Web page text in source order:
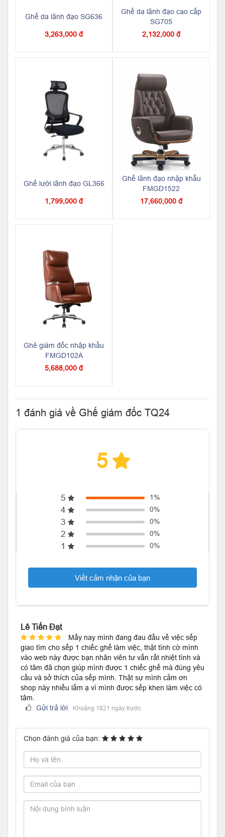
Ghế da lãnh đạo SG636
3,263,000 đ
Ghế da lãnh đạo cao cấp
SG705
2,132,000 đ
Ghế lưới lãnh đạo GL366
1,799,000 đ
Ghế lãnh đạo nhập khẩu
FMGD1522
17,660,000 đ
Ghê giám đốc nhập khẩu
FMGD102A
5,688,000 đ
1 đánh giá về Ghế giám đốc TQ24
5
5 1%
4 0%
3 0%
2 0%
1 0%
Viết cảm nhận của bạn
Lê Tiến Đạt
Mấy nay mình đang đau đầu về việc sếp
giao tìm cho sếp 1 chiếc ghế làm việc, thật tình cờ mình
vào web này được bạn nhân viên tư vấn rất nhiệt tình và
có tâm đã chọn giúp mình được 1 chiếc ghế mà đúng yêu
cầu và sở thích của sếp mình. Thật sự mình cảm ơn
shop này nhiều lắm ạ vì mình được sếp khen làm việc có
tâm.
Gửi trả lời
Khoảng 1821 ngày trước
Chọn đánh giá của bạn: